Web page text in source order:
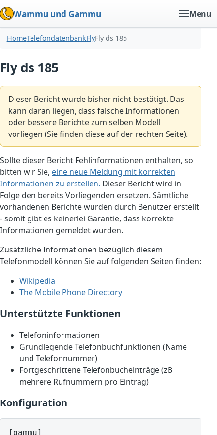
Wammu und Gammu Menu
HomeTelefondatenbankFlyFly ds 185
Fly ds 185
Dieser Bericht wurde bisher nicht bestätigt. Das
kann daran liegen, dass falsche Informationen
oder bessere Berichte zum selben Modell
vorliegen (Sie finden diese auf der rechten Seite).
Sollte dieser Bericht Fehlinformationen enthalten, so
bitten wir Sie, eine neue Meldung mit korrekten
Informationen zu erstellen. Dieser Bericht wird in
Folge den bereits Vorliegenden ersetzen. Sämtliche
vorhandenen Berichte wurden durch Benutzer erstellt
- somit gibt es keinerlei Garantie, dass korrekte
Informationen gemeldet wurden.
Zusätzliche Informationen bezüglich diesem
Telefonmodell können Sie auf folgenden Seiten finden:
Wikipedia
The Mobile Phone Directory
Unterstützte Funktionen
Telefoninformationen
Grundlegende Telefonbuchfunktionen (Name
und Telefonnummer)
Fortgeschrittene Telefonbucheinträge (zB
mehrere Rufnummern pro Eintrag)
Konfiguration
[gammu]